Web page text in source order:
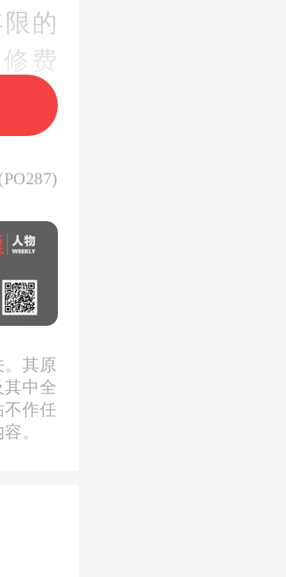
的
费
际
贷
龄
二
龄
银
年
。其原
其中全
不作任
。